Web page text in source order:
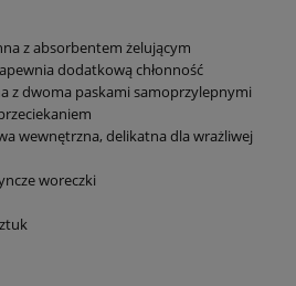
z absorbentem żelującym
dodatkową chłonność
z dwoma paskami samoprzylepnymi
wewnętrzna, delikatna dla wrażliwej
woreczki